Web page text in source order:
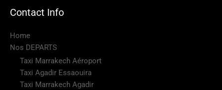
Contact Info
Home
Nos DEPARTS
Taxi Marrakech Aéroport
Taxi Agadir Essaouira
Taxi Marrakech Agadir